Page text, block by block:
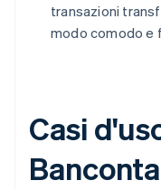
transazioni
modo comodo e
Casi